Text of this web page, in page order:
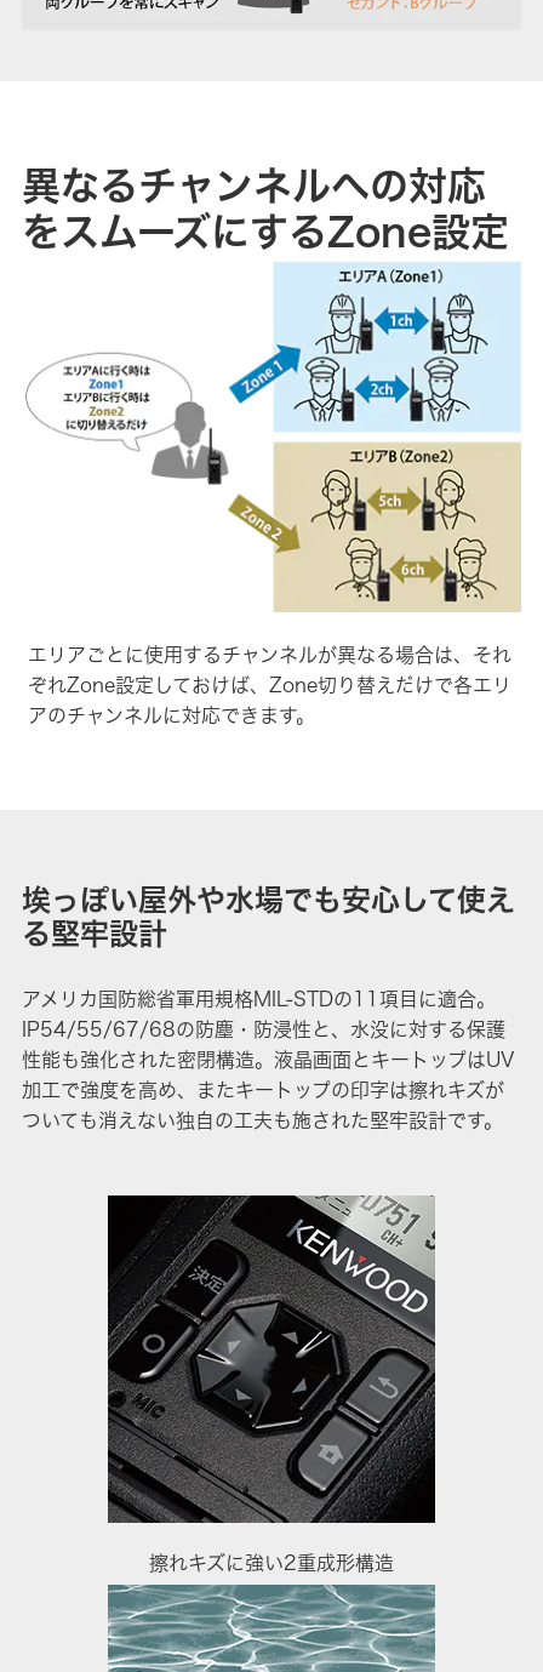
異なるチャンネルへの対応
をスムーズにするZone設定
エリアごとに使用するチャンネルが異なる場合は、それ
ぞれZone設定しておけば、Zone切り替えだけで各エリ
アのチャンネルに対応できます。
埃っぽい屋外や水場でも安心して使え
る堅牢設計
アメリカ国防総省軍用規格MIL-STDの11項目に適合。
IP54/55/67/68の防塵・防浸性と、水没に対する保護
性能も強化された密閉構造。液晶画面とキートップはUV
加工で強度を高め、またキートップの印字は擦れキズが
ついても消えない独自の工夫も施された堅牢設計です。
擦れキズに強い2重成形構造